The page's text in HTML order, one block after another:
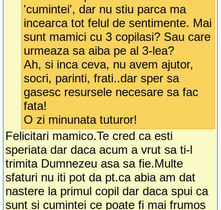
'cumintei', dar nu stiu parca ma
incearca tot felul de sentimente. Mai
sunt mamici cu 3 copilasi? Sau care
urmeaza sa aiba pe al 3-lea?
Ah, si inca ceva, nu avem ajutor,
socri, parinti, frati..dar sper sa
gasesc resursele necesare sa fac
fata!
O zi minunata tuturor!
Felicitari mamico.Te cred ca esti
speriata dar daca acum a vrut sa ti-l
trimita Dumnezeu asa sa fie.Multe
sfaturi nu iti pot da pt.ca abia am dat
nastere la primul copil dar daca spui ca
sunt si cumintei ce poate fi mai frumos